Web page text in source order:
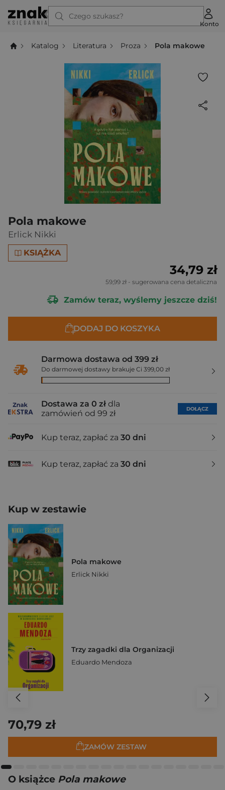
Czego szukasz?
Konto
Katalog Literatura Proza Pola makowe
Pola makowe
Erlick Nikki
KSIĄŻKA
34,79 zł
59,99 zł - sugerowana cena detaliczna
Zamów teraz, wyślemy jeszcze dziś!
DODAJ DO KOSZYKA
Darmowa dostawa od 399 zł
Do darmowej dostawy brakuje Ci 399,00 zł
Dostawa za 0 zł dla
zamówień od 99 zł
DOŁĄCZ
Kup teraz, zapłać za 30 dni
Kup teraz, zapłać za 30 dni
Kup w zestawie
Pola makowe
Erlick Nikki
Trzy zagadki dla Organizacji
Eduardo Mendoza
70,79 zł
ZAMÓW ZESTAW
O książce Pola makowe